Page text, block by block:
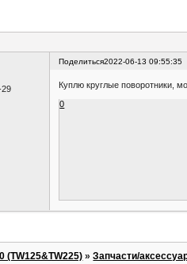
Поделиться2022-06-13 09:55:35
29
Куплю круглые поворотники,
0
(TW125&TW225) »Запчасти/